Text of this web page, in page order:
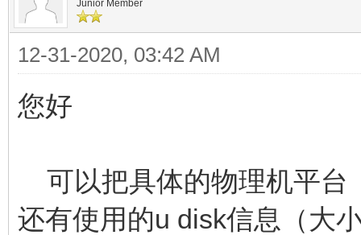
Junior Member
12-31-2020, 03:42 AM
您好
可以把具体的物理机平台
还有使用的u disk信息（大